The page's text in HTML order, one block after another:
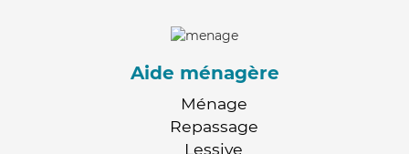
Aide ménagère
Ménage
Repassage
Lessive